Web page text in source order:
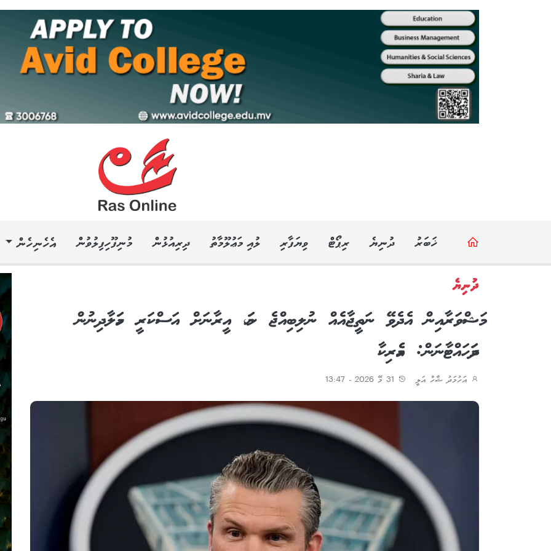
ޚަބަރު ދުނިޔެ ރިޕޯޓް ވިޔަފާރި ލުއި މަޢުލޫމާތު ދިރިއުޅުން މުނިފޫހިފިލުވުން އެހެނިހެން
ދުނިޔެ
މަޝްވަރާއިން އެދެވޭ ނަތީޖާއެއް ނުލިބިއްޖެ ނަމަ، އީރާނަށް އަސްކަރީ ހަމަލާދިނުން
ދަމަހައްޓާނަން: އެމެރިކާ
އަހުމަދު ޝާހް އަލީ